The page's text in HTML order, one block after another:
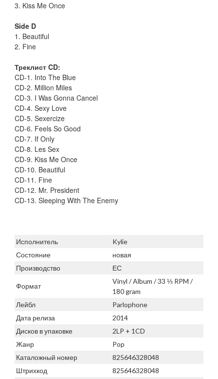
3. Kiss Me Once
Side D
1. Beautiful
2. Fine
Треклист CD:
CD-1. Into The Blue
CD-2. Million Miles
CD-3. I Was Gonna Cancel
CD-4. Sexy Love
CD-5. Sexercize
CD-6. Feels So Good
CD-7. If Only
CD-8. Les Sex
CD-9. Kiss Me Once
CD-10. Beautiful
CD-11. Fine
CD-12. Mr. President
CD-13. Sleeping With The Enemy
Исполнитель
Kylie
Состояние
новая
Производство
ЕС
Формат
Vinyl / Album / 33 ⅓ RPM /
180 gram
Лейбл
Parlophone
Дата релиза
2014
Дисков в упаковке
2LP + 1CD
Жанр
Pop
Каталожный номер
825646328048
Штрихкод
825646328048